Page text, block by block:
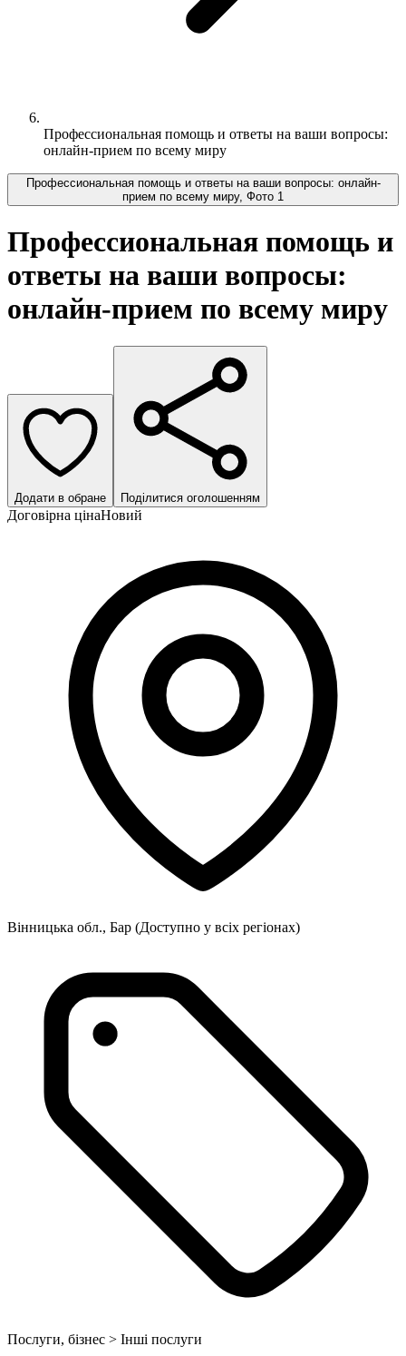
Профессиональная помощь и ответы на ваши вопросы:
онлайн-прием по всему миру
Профессиональная помощь и ответы на ваши вопросы: онлайн-
прием по всему миру, Фото 1
Профессиональная помощь и
ответы на ваши вопросы:
онлайн-прием по всему миру
Додати в обране Поділитися оголошенням
Договірна цінаНовий
Вінницька обл., Бар (Доступно у всіх регіонах)
Послуги, бізнес > Інші послуги